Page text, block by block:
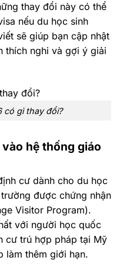
thay đổi này có thể
nếu du học sinh
sẽ giúp bạn cập nhật
thích nghi và gợi ý giải
có gì thay đổi?
hệ thống giáo
cư dành cho du học
được chứng nhận
Visitor Program).
với người học quốc
cư trú hợp pháp tại Mỹ
làm thêm giới hạn.